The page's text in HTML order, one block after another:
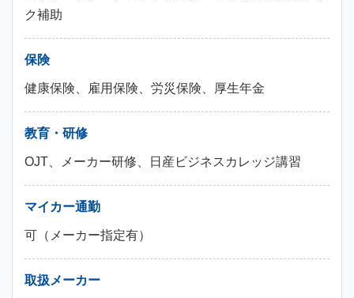
ク補助
保険
健康保険、雇用保険、労災保険、厚生年金
教育・研修
OJT、メーカー研修、日産ビジネスカレッジ講習
マイカー通勤
可（メーカー指定有）
取扱メーカー